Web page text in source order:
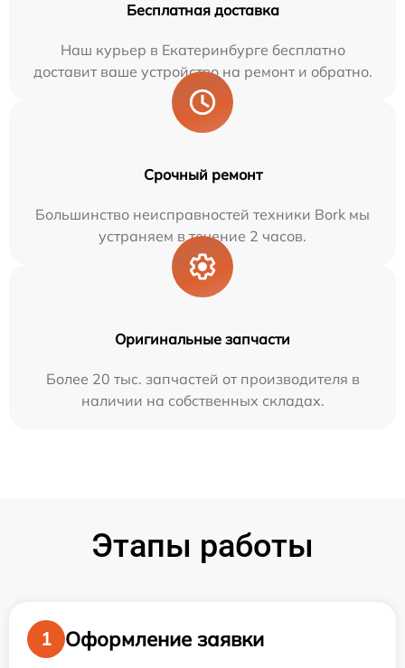
Бесплатная доставка
Наш курьер в Екатеринбурге бесплатно
доставит ваше устройство на ремонт и обратно.
Срочный ремонт
Большинство неисправностей техники Bork мы
устраняем в течение 2 часов.
Оригинальные запчасти
Более 20 тыс. запчастей от производителя в
наличии на собственных складах.
Этапы работы
1
Оформление заявки